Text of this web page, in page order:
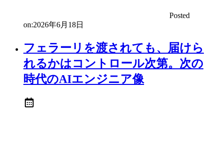
Posted
on:2026年6月18日
フェラーリを渡されても、届けら
れるかはコントロール次第。次の
時代のAIエンジニア像